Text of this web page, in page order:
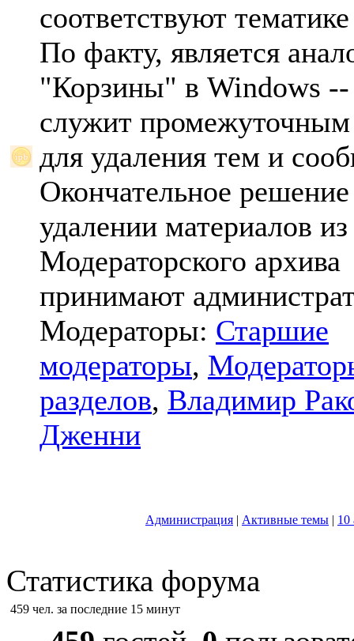
соответствуют
По факту, является
"Корзины" в Windows --
служит промежуточным
для удаления тем и
Окончательное
удалении материалов из
Модераторского архива
принимают
Модераторы: Старшие
модераторы,
разделов, Владимир
Дженни
Администрация | Активные темы | 10
Статистика форума
459 чел. за последние 15 минут